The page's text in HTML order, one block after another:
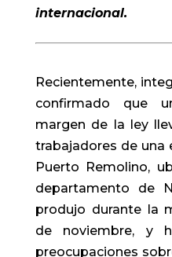
internacional.
Recientemente,
confirmado que
margen de la ley
trabajadores de una
Puerto Remolino,
departamento de
produjo durante la
de noviembre, y
preocupaciones